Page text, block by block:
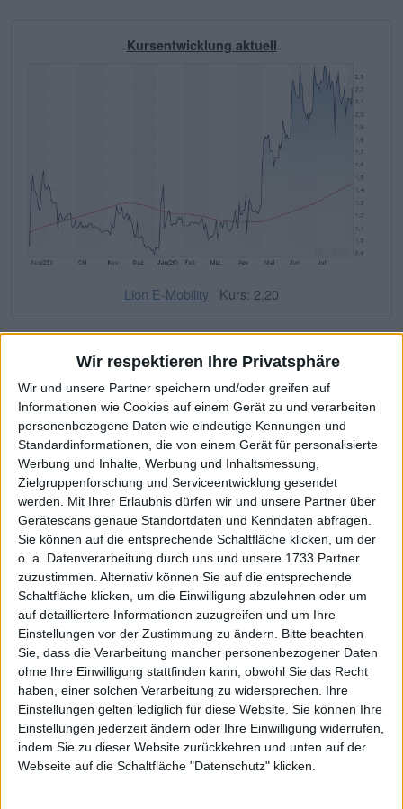
Wir respektieren Ihre Privatsphäre
Wir und unsere Partner speichern und/oder greifen auf
Informationen wie Cookies auf einem Gerät zu und verarbeiten
personenbezogene Daten wie eindeutige Kennungen und
Standardinformationen, die von einem Gerät für personalisierte
Werbung und Inhalte, Werbung und Inhaltsmessung,
Zielgruppenforschung und Serviceentwicklung gesendet
werden.
Mit Ihrer Erlaubnis dürfen wir und unsere Partner über
Gerätescans genaue Standortdaten und Kenndaten abfragen.
Sie können auf die entsprechende Schaltfläche klicken, um der
o. a. Datenverarbeitung durch uns und unsere 1733 Partner
zuzustimmen. Alternativ können Sie auf die entsprechende
Schaltfläche klicken, um die Einwilligung abzulehnen oder um
auf detailliertere Informationen zuzugreifen und um Ihre
Einstellungen vor der Zustimmung zu ändern.
Bitte beachten
Sie, dass die Verarbeitung mancher personenbezogener Daten
ohne Ihre Einwilligung stattfinden kann, obwohl Sie das Recht
haben, einer solchen Verarbeitung zu widersprechen. Ihre
Einstellungen gelten lediglich für diese Website. Sie können Ihre
Einstellungen jederzeit ändern oder Ihre Einwilligung widerrufen,
indem Sie zu dieser Website zurückkehren und unten auf der
Webseite auf die Schaltfläche "Datenschutz" klicken.
Kursentwicklung aktuell
Lion E-Mobility Kurs: 2,20
Fundamentale Kennzahlen
Die wichtigsten Finanzdaten auf
Blick
2020
2021 2022 2023 2024
2025
Umsatzerlöse
0,00 28,43 53,76 56,05 16,91
EBITDA 1,2 0,00 -1,23 -0,24 0,01 -3,57 6,46
EBITDA-Marge % 3 0,00 -4,33 -0,44 0,01 -21,13 22,79
1,4 0,00 -1,69 -0,62 -0,93 -5,73
EBIT-Marge %5 0,00 -5,94 -1,15 -1,65 -33,89 16,73
Jahresüberschuss 0,00 -1,17 -0,82 -0,95 -6,56
Netto-Marge %6 0,00 -4,11 -1,53 -1,70 -38,79 8,29
Cashflow1,7 0,00 -0,09 -6,81 2,75 -8,97
Ergebnis je Aktie 0,00 -0,12 -0,07 -0,08 -0,53 0,12
Dividende je Aktie 8 0,00 0,00 0,00 0,00 0,00 0,00